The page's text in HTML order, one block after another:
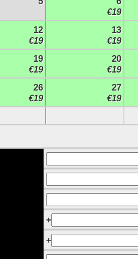
€19
12
€19
13
€19
19
€19
20
€19
26
€19
27
€19
+
+